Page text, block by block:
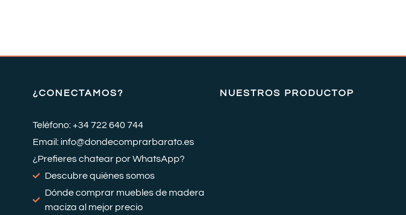
¿CONECTAMOS?
Teléfono: +34 722 640 744
Email: info@dondecomprarbarato.es
¿Prefieres chatear por WhatsApp?
Descubre quiénes somos
Dónde comprar muebles de madera
maciza al mejor precio
NUESTROS PRODUCTOP